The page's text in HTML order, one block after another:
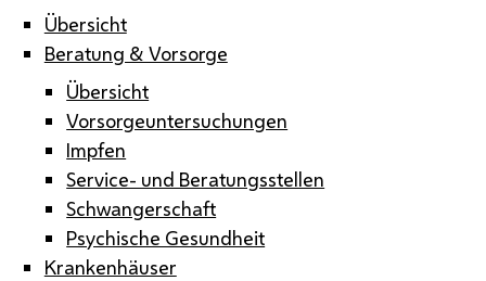
Übersicht
Beratung & Vorsorge
Übersicht
Vorsorgeuntersuchungen
Impfen
Service- und Beratungsstellen
Schwangerschaft
Psychische Gesundheit
Krankenhäuser